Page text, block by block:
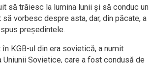
să trăiesc la lumina lunii şi să conduc un
vorbesc despre asta, dar, din păcate, a
preşedintele.
în KGB-ul din era sovietică, a numit
Uniunii Sovietice, care a fost condusă de